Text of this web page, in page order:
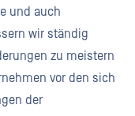
und auch
wir ständig
zu meistern
vor den sich
der